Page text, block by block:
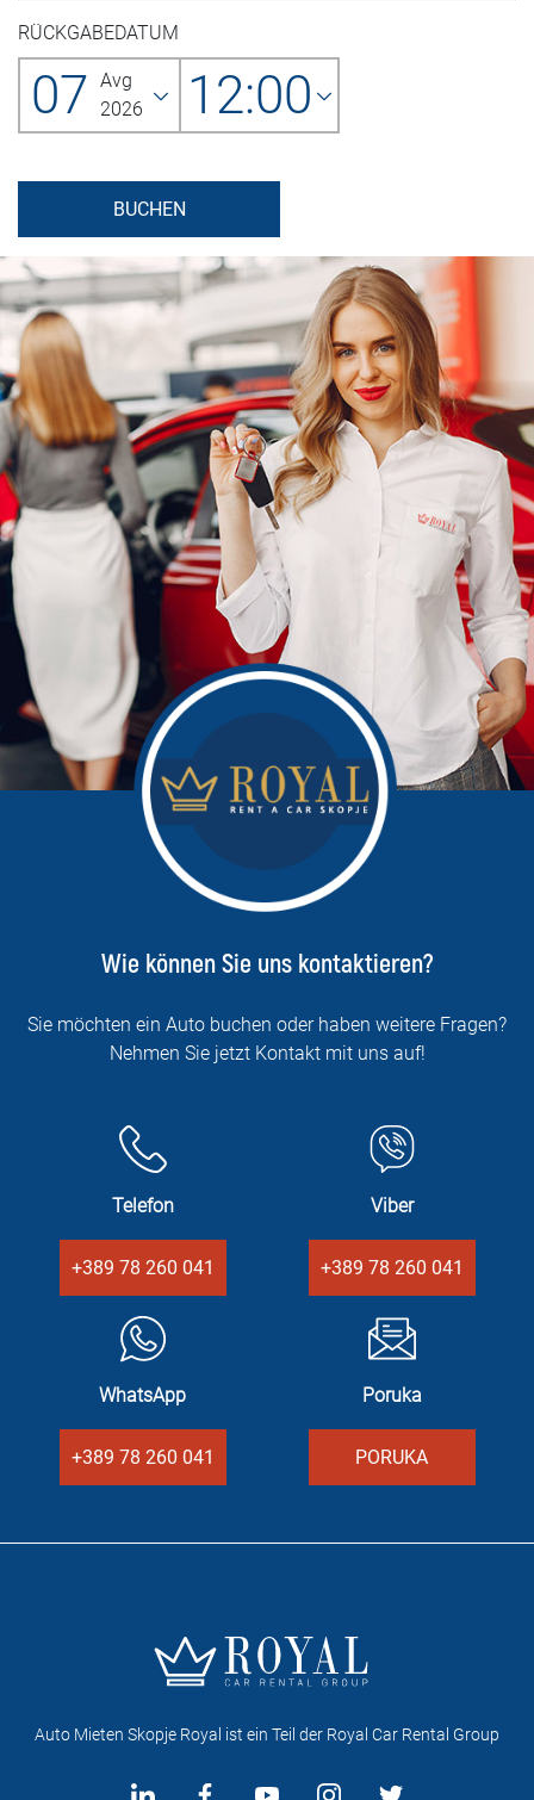
RÜCKGABEDATUM
07 Avg
2026
12:00
BUCHEN
Wie können Sie uns kontaktieren?
Sie möchten ein Auto buchen oder haben weitere Fragen?
Nehmen Sie jetzt Kontakt mit uns auf!
Telefon
+389 78 260 041
Viber
+389 78 260 041
WhatsApp
+389 78 260 041
Poruka
PORUKA
Auto Mieten Skopje Royal ist ein Teil der Royal Car Rental Group